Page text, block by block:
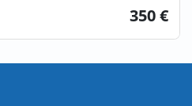
350 €